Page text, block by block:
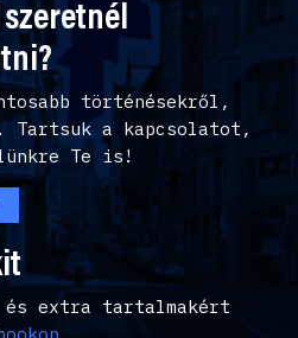
történésekről,
a kapcsolatot,
Te is!
extra tartalmakért